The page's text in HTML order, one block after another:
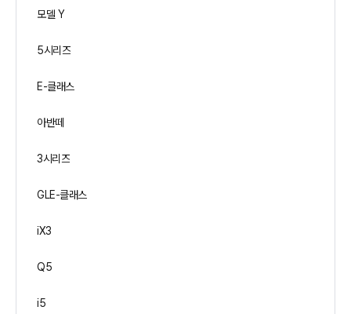
모델 Y
5시리즈
E-클래스
아반떼
3시리즈
GLE-클래스
iX3
Q5
i5